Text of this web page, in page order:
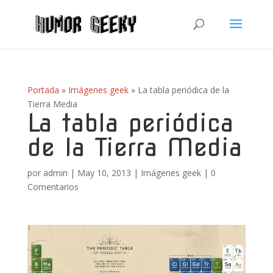
Portada » Imágenes geek» La tabla periódica de la
Tierra Media
La tabla periódica
de la Tierra Media
por admin | May 10, 2013 | Imágenes geek| 0
Comentarios